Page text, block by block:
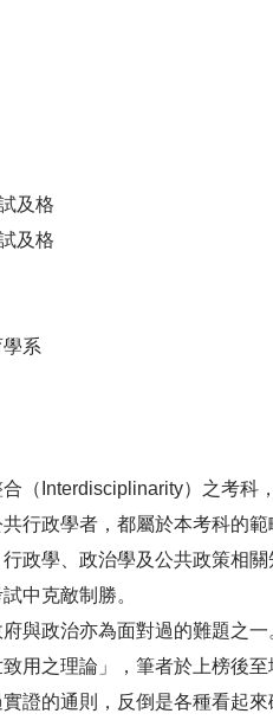
及格
及格
系
Interdisciplinarity）之考科
行政學者，都屬於本考科的
政學、政治學及公共政策相
中克敵制勝。
政治亦為面對過的難題之一
用之理論」，筆者於上榜後
證的通則，反倒是各種看起